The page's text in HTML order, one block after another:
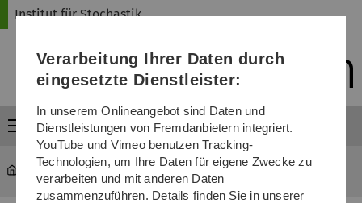
Direkt
Direkt
Direkt
(Sprache,
Drucken,
Media)
Direkt
Direkt
Institut für Stochastik
Menü
mawi-stochastik Seminar Biostatistik
Verarbeitung Ihrer Daten durch
eingesetzte Dienstleister:
In unserem Onlineangebot sind Daten und
Dienstleistungen von Fremdanbietern integriert.
YouTube und Vimeo benutzen Tracking-
Technologien, um Ihre Daten für eigene Zwecke zu
verarbeiten und mit anderen Daten
zusammenzuführen. Details finden Sie in unserer